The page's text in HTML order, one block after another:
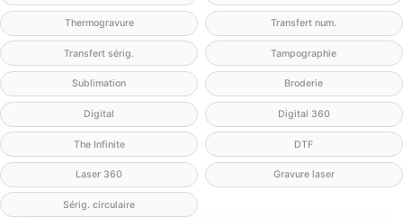
Thermogravure Transfert num.
Transfert sérig. Tampographie
Sublimation Broderie
Digital Digital 360
The Infinite DTF
Laser 360 Gravure laser
Sérig. circulaire